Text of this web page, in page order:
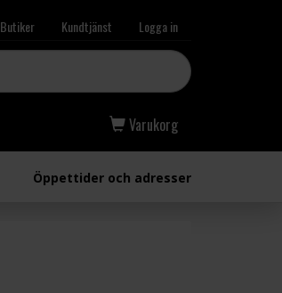
Butiker Kundtjänst Logga in
Varukorg
Öppettider och adresser